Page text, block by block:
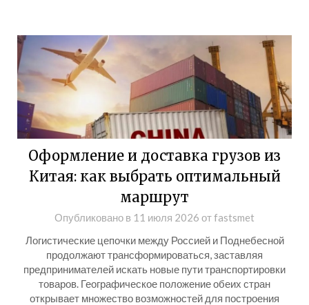
Оформление и доставка грузов из
Китая: как выбрать оптимальный
маршрут
Опубликовано в 11 июля 2026 отfastsmet
Логистические цепочки между Россией и Поднебесной
продолжают трансформироваться, заставляя
предпринимателей искать новые пути транспортировки
товаров. Географическое положение обеих стран
открывает множество возможностей для построения